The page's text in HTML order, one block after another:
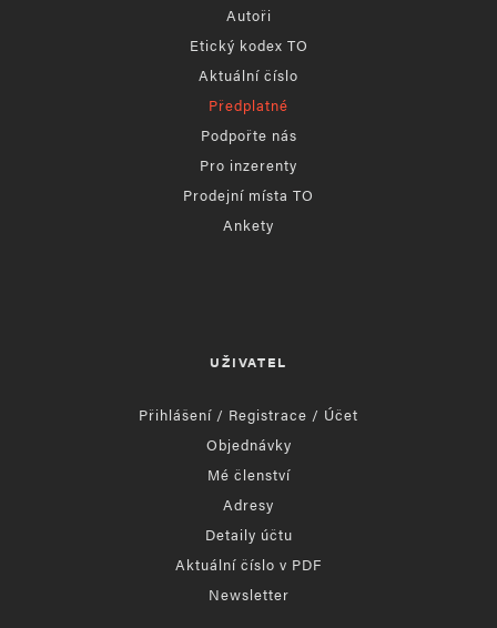
Autoři
Etický kodex TO
Aktuální číslo
Předplatné
Podpořte nás
Pro inzerenty
Prodejní místa TO
Ankety
UŽIVATEL
Přihlášení / Registrace / Účet
Objednávky
Mé členství
Adresy
Detaily účtu
Aktuální číslo v PDF
Newsletter